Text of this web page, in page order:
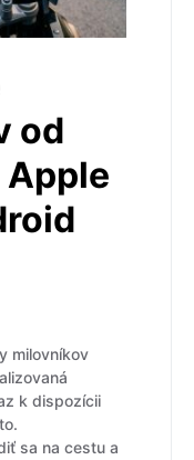
od
Apple
milovníkov
k dispozícii
sa na cestu a